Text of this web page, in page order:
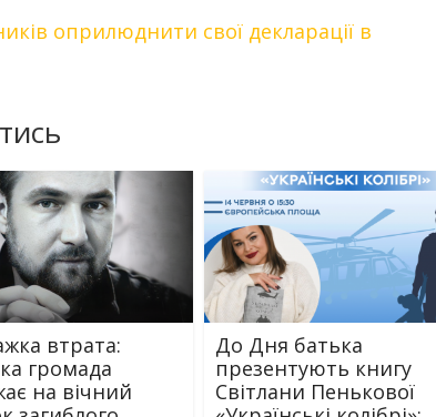
оприлюднити свої декларації в
втрата:
громада
на вічний
До Дня батька
презентують книгу
Світлани Пенькової